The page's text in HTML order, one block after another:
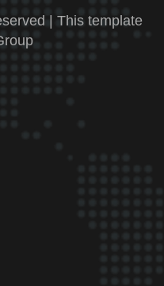
| This template